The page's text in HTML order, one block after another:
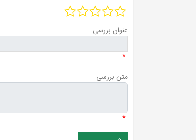
عنوان بررسی
*
متن بررسی
*